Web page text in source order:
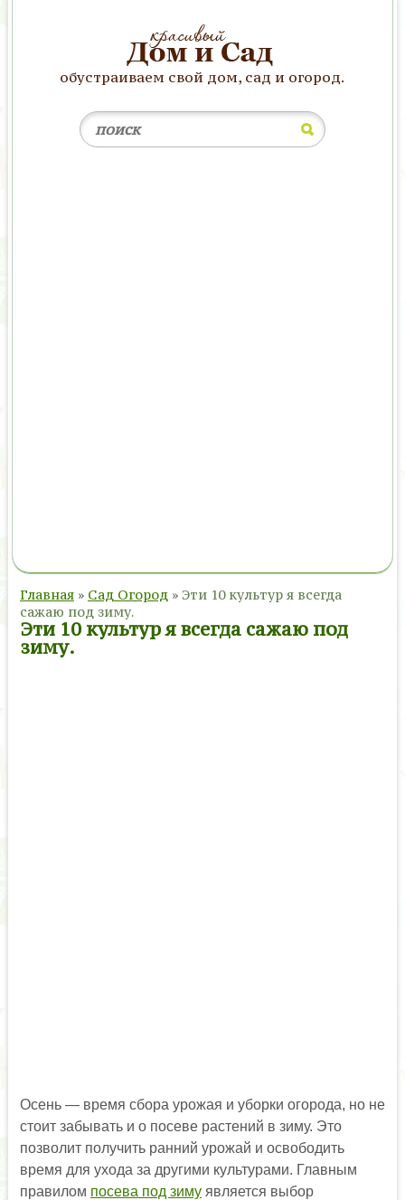
обустраиваем свой дом, сад и огород.
Главная » Сад Огород » Эти 10 культур я всегда
сажаю под зиму.
Эти 10 культур я всегда сажаю под
зиму.
Осень — время сбора урожая и уборки огорода, но не
стоит забывать и о посеве растений в зиму. Это
позволит получить ранний урожай и освободить
время для ухода за другими культурами. Главным
правилом посева под зимуявляется выбор